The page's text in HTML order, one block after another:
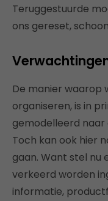
Teruggestuurde
ons gereset,
De manier waarop
organiseren, is in
gemodelleerd
Toch kan ook hier
gaan. Want stel nu
verkeerd worden
informatie,